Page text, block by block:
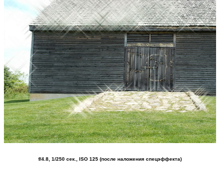
f/4.8, 1/250 сек., ISO 125 (после наложения спецэффекта)